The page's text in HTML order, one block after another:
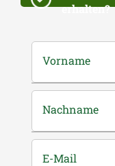
erhalten?
Vorname
Nachname
E-Mail